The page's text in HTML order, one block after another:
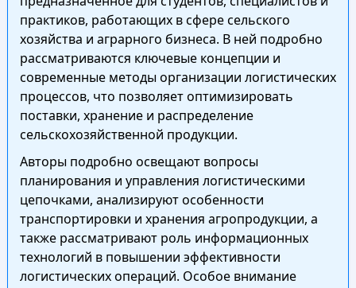
практиков, работающих в сфере сельского
хозяйства и аграрного бизнеса. В ней подробно
рассматриваются ключевые концепции и
современные методы организации логистических
процессов, что позволяет оптимизировать
поставки, хранение и распределение
сельскохозяйственной продукции.
Авторы подробно освещают вопросы
планирования и управления логистическими
цепочками, анализируют особенности
транспортировки и хранения агропродукции, а
также рассматривают роль информационных
технологий в повышении эффективности
логистических операций. Особое внимание